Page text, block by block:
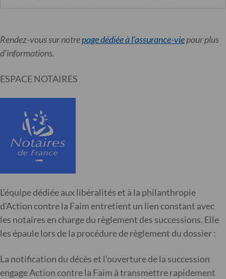
Rendez-vous sur notrepage dédiée à l’assurance-viepour plus
d’informations.
ESPACE NOTAIRES
L’équipe dédiée aux libéralités et à la philanthropie
d’Action contre la Faim entretient un lien constant avec
les notaires en charge du règlement des successions. Elle
les épaule lors de la procédure de règlement du dossier :
La notification du décès et l’ouverture de la succession
engage Action contre la Faim à transmettre rapidement